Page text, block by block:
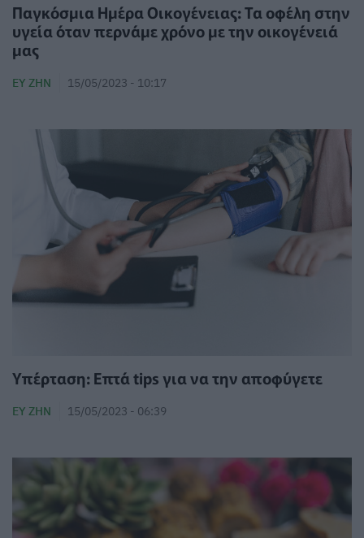
Παγκόσμια Ημέρα Οικογένειας: Τα οφέλη στην
υγεία όταν περνάμε χρόνο με την οικογένειά
μας
ΕΥ ΖΗΝ 15/05/2023 - 10:17
Υπέρταση: Επτά tips για να την αποφύγετε
ΕΥ ΖΗΝ 15/05/2023 - 06:39